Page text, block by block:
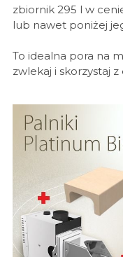
zbiornik 295 l w
lub nawet poniżej
To idealna pora na
zwlekaj i skorzystaj z